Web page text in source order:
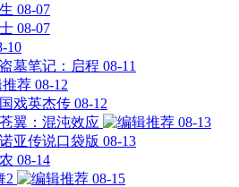
08-07
08-07
10
盗墓笔记：启程 08-11
08-12
戏英杰传 08-12
苍翼：混沌效应
08-13
诺亚传说口袋版 08-13
08-14
2
08-15